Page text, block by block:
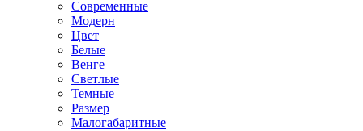
Современные
Модерн
Цвет
Белые
Венге
Светлые
Темные
Размер
Малогабаритные